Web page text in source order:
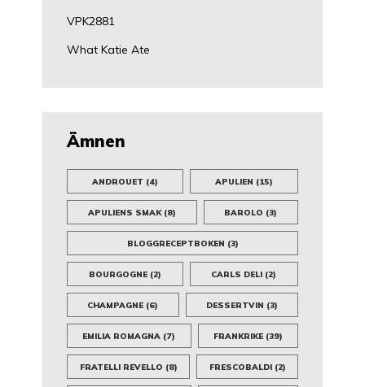
VPK2881
What Katie Ate
Ämnen
ANDROUET (4) APULIEN (15)
APULIENS SMAK(8) BAROLO (3)
BLOGGRECEPTBOKEN (3)
BOURGOGNE(2) CARLS DELI (2)
CHAMPAGNE (6) DESSERTVIN (3)
EMILIA ROMAGNA (7) FRANKRIKE(39)
FRATELLI REVELLO (8) FRESCOBALDI(2)